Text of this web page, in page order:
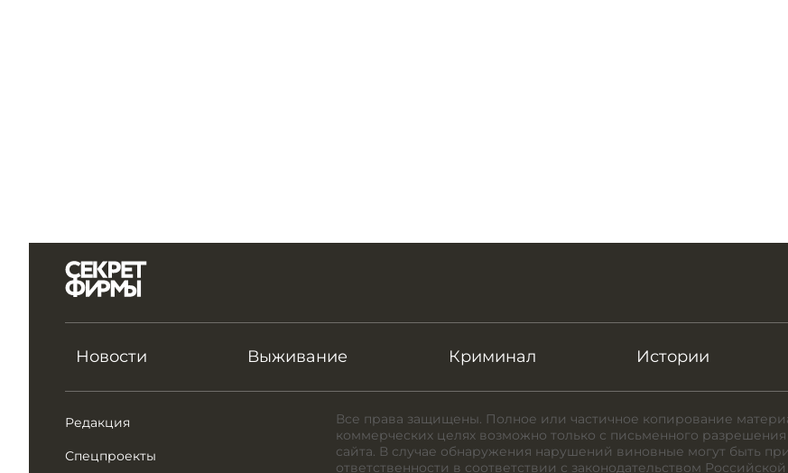
Новости Выживание Криминал Истории
Редакция
Спецпроекты
Все права защищены. Полное или частичное копирование
коммерческих целях возможно только с письменного
сайта. В случае обнаружения нарушений виновные могут быть
ответственности в соответствии с законодательством